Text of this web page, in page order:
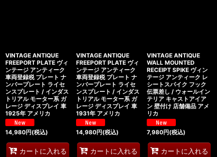
VINTAGE ANTIQUE
FREEPORT PLATE ヴィ
ンテージ アンティーク
車両登録税 プレート ナ
ンバープレート ライセ
ンスプレート / インダス
トリアル モーター系 ガ
レージ ディスプレイ 車
1925年 アメリカ
14,980円(税込)
カートに入れる
VINTAGE ANTIQUE
FREEPORT PLATE ヴィ
ンテージ アンティーク
車両登録税 プレート ナ
ンバープレート ライセ
ンスプレート / インダス
トリアル モーター系 ガ
レージ ディスプレイ 車
1931年 アメリカ
14,980円(税込)
カートに入れる
VINTAGE ANTIQUE
WALL MOUNTED
RECEIPT SPIKE ヴィン
テージ アンティーク レ
シートスパイク フック
伝票差し / ウォールイン
テリア キャストアイア
ン 壁付け 店舗備品 アメ
リカ
7,980円(税込)
カートに入れる